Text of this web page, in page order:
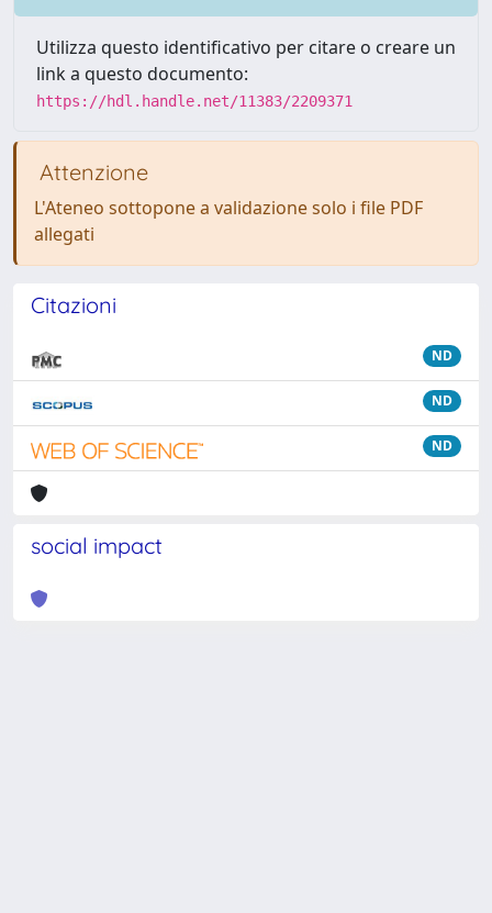
Utilizza questo identificativo per citare o creare un
link a questo documento:
https://hdl.handle.net/11383/2209371
Attenzione
L'Ateneo sottopone a validazione solo i file PDF
allegati
Citazioni
ND
ND
ND
social impact